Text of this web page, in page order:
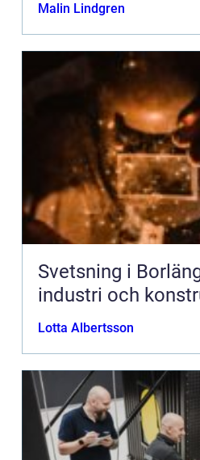
Malin Lindgren
Svetsning i
industri och
Lotta Albertsson